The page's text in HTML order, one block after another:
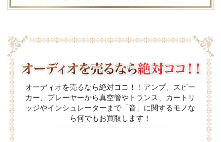
オーディオを売るなら絶対ココ！！アンプ、スピー
カー、プレーヤーから真空管やトランス、カートリ
ッジやインシュレーターまで「音」に関するモノな
ら何でもお買取します！